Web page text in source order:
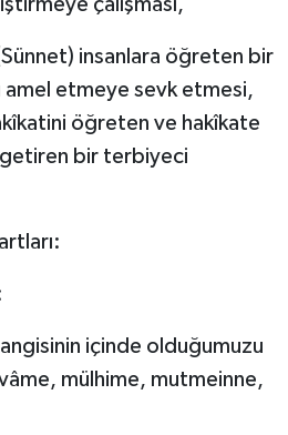
çalışması,
insanlara öğreten bir
amel etmeye sevk etmesi,
öğreten ve hakîkate
getiren bir terbiyeci
içinde olduğumuzu
mülhime, mutmeinne,